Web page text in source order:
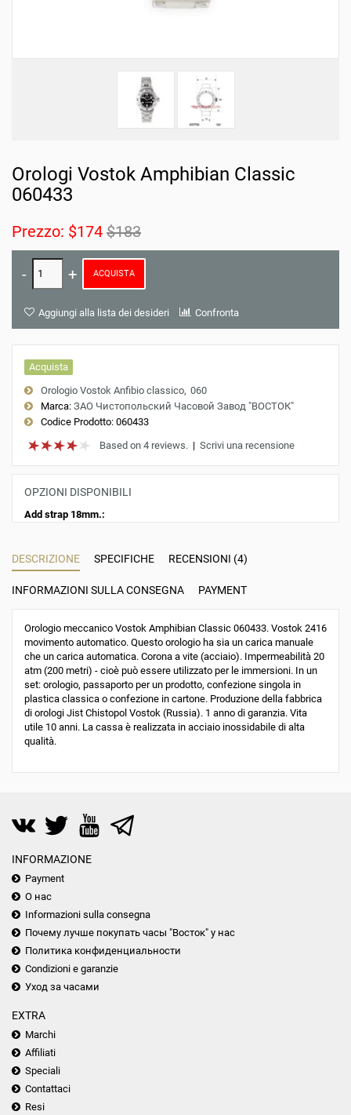
Orologi Vostok Amphibian Classic
060433
Prezzo: $174 $183
ACQUISTA
Aggiungi alla lista dei desideri Confronta
Acquista
Orologio Vostok Anfibio classico 060
Marca: ЗАО Чистопольский Часовой Завод "ВОСТОК"
Codice Prodotto: 060433
Based on 4 reviews. | Scrivi una recensione
OPZIONI DISPONIBILI
Add strap 18mm.:
DESCRIZIONE SPECIFICHE RECENSIONI (4)
INFORMAZIONI SULLA CONSEGNA PAYMENT
Orologio meccanico Vostok Amphibian Classic 060433. Vostok 2416
movimento automatico. Questo orologio ha sia un carica manuale
che un carica automatica. Corona a vite (acciaio). Impermeabilità 20
atm (200 metri) - cioè può essere utilizzato per le immersioni. In un
set: orologio, passaporto per un prodotto, confezione singola in
plastica classica o confezione in cartone. Produzione della fabbrica
di orologi Jist Chistopol Vostok (Russia). 1 anno di garanzia. Vita
utile 10 anni. La cassa è realizzata in acciaio inossidabile di alta
qualità.
INFORMAZIONE
Payment
О нас
Informazioni sulla consegna
Почему лучше покупать часы "Восток" у нас
Политика конфиденциальности
Condizioni e garanzie
Уход за часами
EXTRA
Marchi
Affiliati
Speciali
Contattaci
Resi